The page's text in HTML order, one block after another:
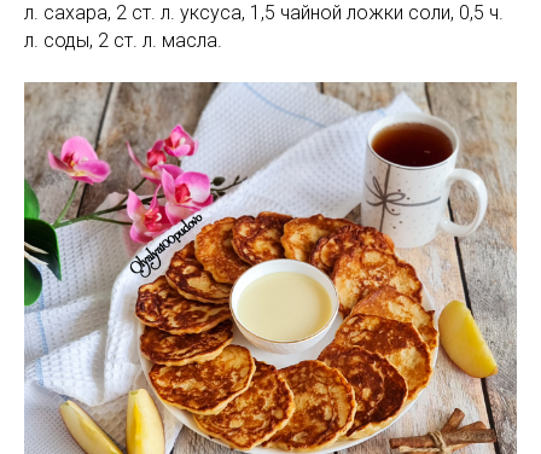
л. сахара, 2 ст. л. уксуса, 1,5 чайной ложки соли, 0,5 ч.
л. соды, 2 ст. л. масла.